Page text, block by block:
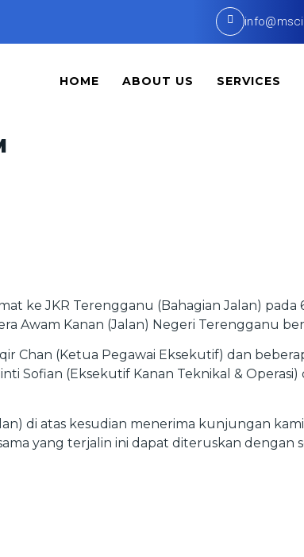
HOME ABOUT US SERVICES
ke JKR Terengganu (Bahagian Jalan) pada
Awam Kanan (Jalan) Negeri Terengganu
Chan (Ketua Pegawai Eksekutif) dan
Sofian (Eksekutif Kanan Teknikal &
di atas kesudian menerima kunjungan
yang terjalin ini dapat diteruskan dengan